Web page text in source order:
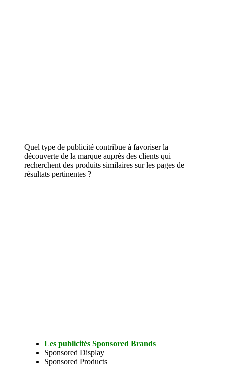
Quel type de publicité contribue à favoriser la
découverte de la marque auprès des clients qui
recherchent des produits similaires sur les pages de
résultats pertinentes ?
Les publicités Sponsored Brands
Sponsored Display
Sponsored Products